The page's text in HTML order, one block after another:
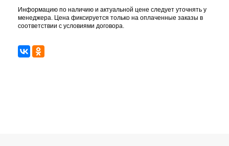
Информацию по наличию и актуальной цене следует уточнять у
менеджера. Цена фиксируется только на оплаченные заказы в
соответствии с условиями договора.